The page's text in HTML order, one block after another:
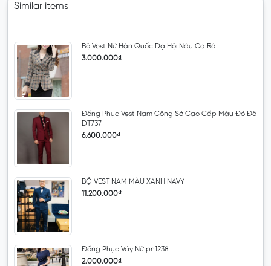
Similar items
Bộ Vest Nữ Hàn Quốc Dạ Hội Nâu Ca Rô
3.000.000₫
Đồng Phục Vest Nam Công Sở Cao Cấp Màu Đỏ Đô
DT737
6.600.000₫
BỘ VEST NAM MÀU XANH NAVY
11.200.000₫
Đồng Phục Váy Nữ pn1238
2.000.000₫